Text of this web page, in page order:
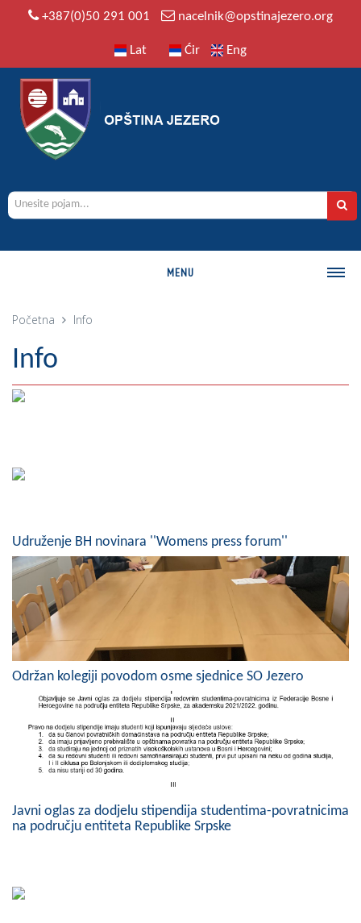
+387(0)50 291 001 nacelnik@opstinajezero.org
Lat Ćir Eng
MENU
Istorija
Geografija
NAČELNIK
O Načelniku
Zamjenik načelnika
Izvještaj o radu načelnika
SKUPŠTINA
Statut Opštine
Skupštinsko vijeće opštine jezero
Sastav Skupštine
Službeni Glasnici
Početna Info
Info
Udruženje BH novinara ''Womens press forum''
Održan kolegiji povodom osme sjednice SO Jezero
Javni oglas za dodjelu stipendija studentima-povratnicima
na području entiteta Republike Srpske